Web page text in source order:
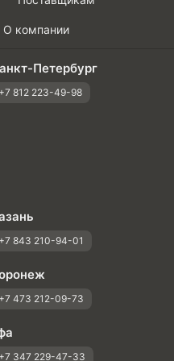
О компании
Петербург
+7 812 223-49-98
+7 843 210-94-01
+7 473 212-09-73
+7 347 229-47-33